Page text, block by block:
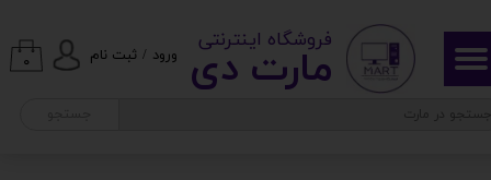
ورود / ثبت نام
حساب کاربری من
تغییر گذر واژه
۰ مارت دی​​​​​​
​ ​فروشگاه اینترنتی
اقلام همراه
ورودی و خروجی‌های پنل جلویی